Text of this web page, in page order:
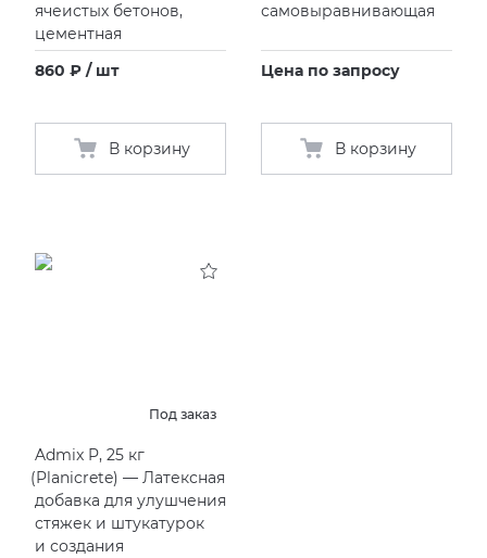
ячеистых бетонов,
цементная
860 ₽ / шт
В корзину
самовыравнивающая
Цена по запросу
В корзину
Под заказ
Admix P, 25 кг
(Planicrete) — Латексная
добавка для улушчения
стяжек и штукатурок
и создания